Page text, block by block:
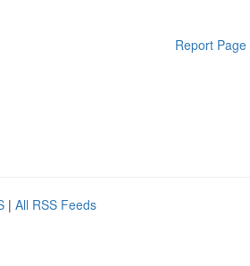
Report Page
| All RSS Feeds